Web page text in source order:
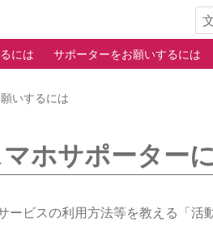
には サポーターをお願いするには
いするには
ホサポーター
ービスの利用方法等を教える「